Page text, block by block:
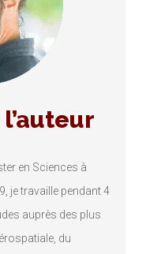
en Sciences à
je travaille pendant 4
auprès des plus
du